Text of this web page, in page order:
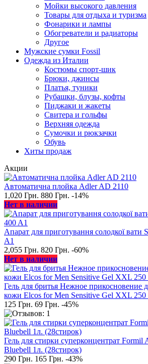
Мойки высокого давления
Товары для отдыха и туризма
Фонарики и лампы
Обогреватели и радиаторы
Другое
Мужские сумки Fossil
Одежда из Италии
Костюмы спорт-шик
Брюки, джинсы
Платья, туники
Рубашки, блузы, кофты
Пиджаки и жакеты
Свитера и гольфы
Верхняя одежда
Сумочки и рюкзачки
Обувь
Хиты продаж
Акции
Автоматична плойка Adler AD 2110
1,020 Грн. 880 Грн. -14%
Нет в наличии
Апарат для приготування солодкої вати
A1
2,055 Грн. 820 Грн. -60%
Нет в наличии
Гель для бритья Нежное прикосновение
кожи Elcos for Men Sensitive Gel XXL
125 Грн. 69 Грн. -45%
Гель для стирки суперконцентрат
Bluebell 1л. (28стирок)
290 Грн. 165 Грн. -43%